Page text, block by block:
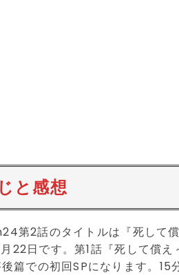
と感想
第2話のタイトルは『死して
22日です。第1話『死して償え
篇での初回SPになります。15